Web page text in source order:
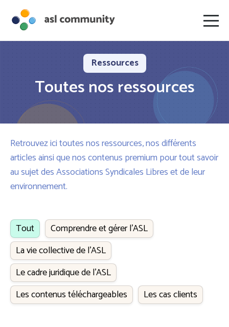
Ressources
Toutes nos ressources
Retrouvez ici toutes nos ressources, nos différents
articles ainsi que nos contenus premium pour tout savoir
au sujet des Associations Syndicales Libres et de leur
environnement.
Tout
Comprendre et gérer l’ASL
La vie collective de l’ASL
Le cadre juridique de l'ASL
Les contenus téléchargeables
Les cas clients